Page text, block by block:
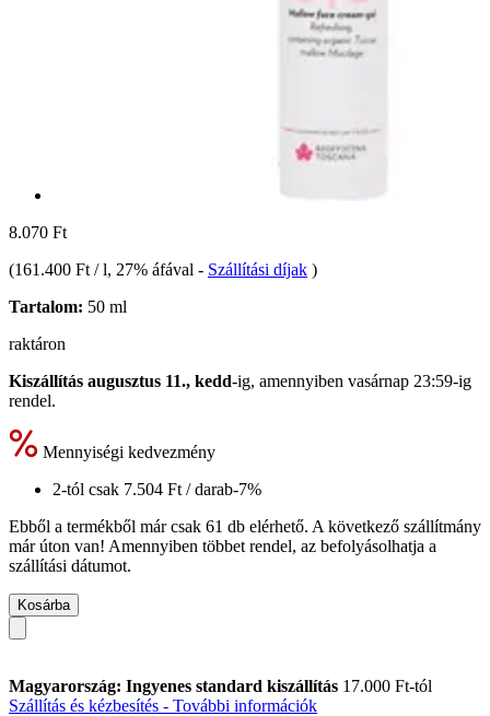
8.070 Ft
(161.400 Ft / l, 27% áfával - Szállítási díjak )
Tartalom: 50 ml
raktáron
Kiszállítás augusztus 11., kedd-ig, amennyiben vasárnap 23:59-ig
rendel.
Mennyiségi kedvezmény
2-tól csak 7.504 Ft / darab-7%
Ebből a termékből már csak 61 db elérhető. A következő szállítmány
már úton van! Amennyiben többet rendel, az befolyásolhatja a
szállítási dátumot.
Kosárba
Magyarország: Ingyenes standard kiszállítás 17.000 Ft-tól
Szállítás és kézbesítés - További információk